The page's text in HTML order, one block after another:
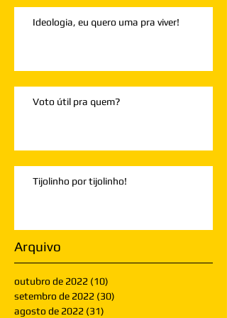
Ideologia, eu quero uma pra viver!
Voto útil pra quem?
Tijolinho por tijolinho!
Arquivo
outubro de 2022 (10)
setembro de 2022 (30)
agosto de 2022 (31)